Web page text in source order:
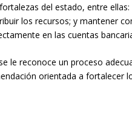
del estado, entre
los recursos; y mantener
en las cuentas
le reconoce un proceso
orientada a fortalecer